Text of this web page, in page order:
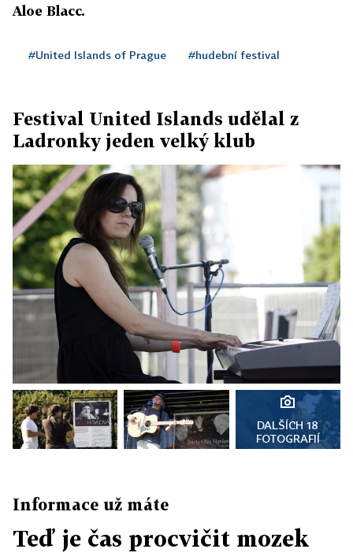
Aloe Blacc.
#United Islands of Prague #hudební festival
Festival United Islands udělal z
Ladronky jeden velký klub
DALŠÍCH 18
FOTOGRAFIÍ
Informace už máte
Teď je čas procvičit mozek